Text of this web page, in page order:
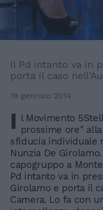
Il Pd intanto va in
porta il caso
19 gennaio 2014
I l Movimento
prossime ore"
sfiducia individuale
Nunzia De
capogruppo a
Pd intanto va in
Girolamo e porta il
Camera. Lo fa con